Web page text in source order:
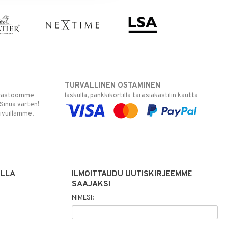
varten!
TURVALLINEN OSTAMINEN
laskulla, pankkikortilla tai asiakastilin kautta
ILMOITTAUDU UUTISKIRJEEMME
SAAJAKSI
NIMESI: